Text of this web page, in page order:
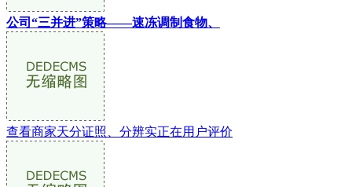
公司“三并进”策略——速冻调制食物、
查看商家天分证照、分辨实正在用户评价